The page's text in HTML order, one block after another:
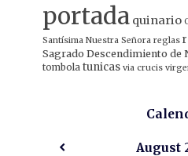
portada quinario
Santísima Nuestra Señora reglas
Sagrado Descendimiento de
tombola tunicas via crucis
August